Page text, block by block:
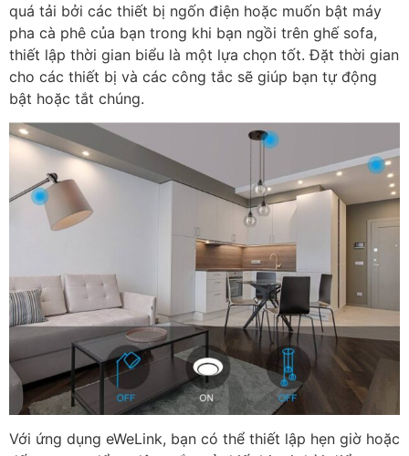
quá tải bởi các thiết bị ngốn điện hoặc muốn bật máy
pha cà phê của bạn trong khi bạn ngồi trên ghế sofa,
thiết lập thời gian biểu là một lựa chọn tốt. Đặt thời gian
cho các thiết bị và các công tắc sẽ giúp bạn tự động
bật hoặc tắt chúng.
Với ứng dụng eWeLink, bạn có thể thiết lập hẹn giờ hoặc